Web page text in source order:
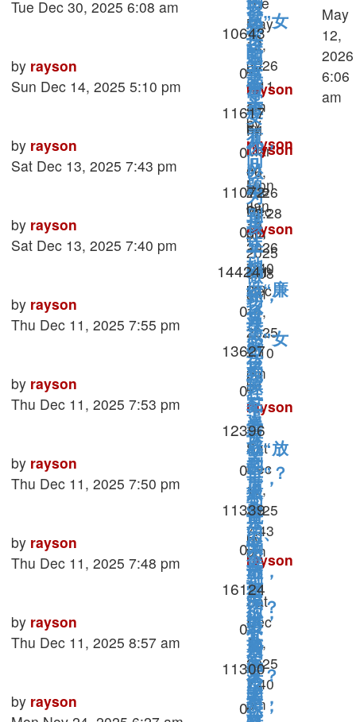
May
12,
2026
6:11
am
May
12,
2026
6:06
am
感”女
孩
by
rayson
»
Fri
Mar
06,
2026
12:28
pm
残
酷
事
实
by
rayson
»
Mon
Jan
12,
2026
7:40
pm
孩
子
越
强
大
by
rayson
»
Tue
Dec
30,
2025
6:08
am
post
Tue Dec 30, 2025 6:08 am
会
换
个
角
度
看
问
题
by
rayson
»
Sun
Dec
14,
2025
5:10
pm
10643Views
Last
post
by rayson
Sun Dec 14, 2025 5:10 pm
养
育
女
儿，
从
小
别
让
她
做“廉
价
感”女
孩
by
rayson
»
Sat
Dec
13,
2025
7:43
pm
0Replies
11617Views
Last
post
by rayson
Sat Dec 13, 2025 7:43 pm
你
以
为
是
立
规
矩，
其
实
是
在
逼
孩
子
撒
谎
by
rayson
»
Sat
Dec
13,
2025
7:40
pm
0Replies
11072Views
Last
post
by rayson
Sat Dec 13, 2025 7:40 pm
孩
子
做
功
课
做
到
一
半
就“放
空”？
不
是
懒
散，
是
大
脑
在
求
0Replies
144241Views
Last
post
by rayson
Thu Dec 11, 2025 7:55 pm
孩
子
只
会
黏
着
父
母，
却
交
不
到
深
度
朋
友？
不
0Replies
13627Views
Last
post
by rayson
Thu Dec 11, 2025 7:53 pm
孩
子
被
骂
后
关
门、
不
讲
话？
不
是
冷
漠，
0Replies
12396Views
Last
post
by rayson
Thu Dec 11, 2025 7:50 pm
别
人
喜
不
喜
欢
你，
其
实
跟
你
0Replies
11339Views
Last
post
by rayson
Thu Dec 11, 2025 7:48 pm
父
亲
写
给
儿
子
的
一
0Replies
16124Views
Last
post
by rayson
Thu Dec 11, 2025 8:57 am
男
人
女
人，
0Replies
11300Views
Last
by rayson
写
0Replies